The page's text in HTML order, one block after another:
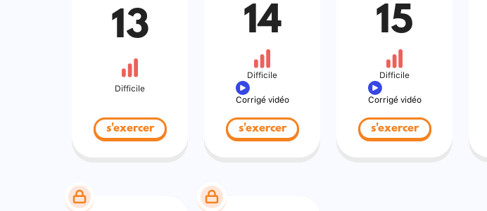
13
Difficile
s'exercer
14
Difficile
Corrigé vidéo
s'exercer
15
Difficile
Corrigé vidéo
s'exercer